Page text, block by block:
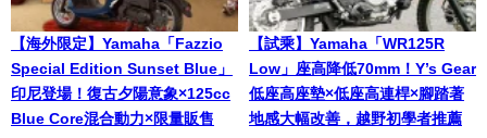
【海外限定】Yamaha「Fazzio
Special Edition Sunset Blue」
印尼登場！復古夕陽意象×125cc
Blue Core混合動力×限量販售
【試乘】Yamaha「WR125R
Low」座高降低70mm！Y’s Gear
低座高座墊×低座高連桿×腳踏著
地感大幅改善，越野初學者推薦